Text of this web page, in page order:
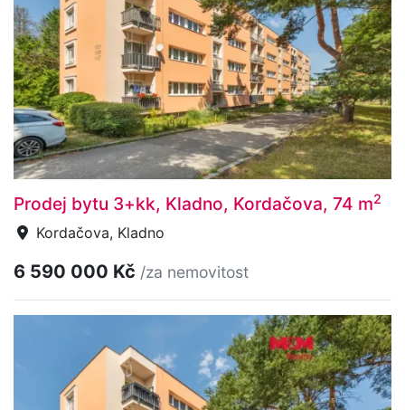
Prodej bytu 3+kk, Kladno, Kordačova, 74 m2
Kordačova, Kladno
6 590 000 Kč /za nemovitost